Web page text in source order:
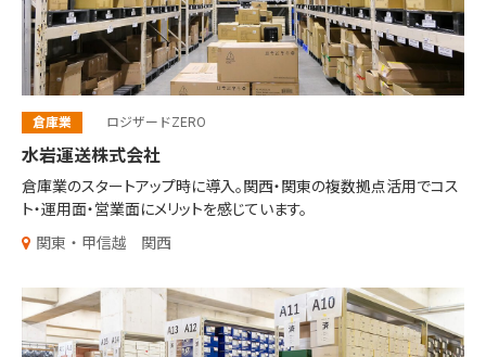
倉庫業 ロジザードZERO
水岩運送株式会社
倉庫業のスタートアップ時に導入。 関西・関東の複数拠点活用でコス
ト・運用面・営業面にメリットを感じています。
関東・甲信越
関西